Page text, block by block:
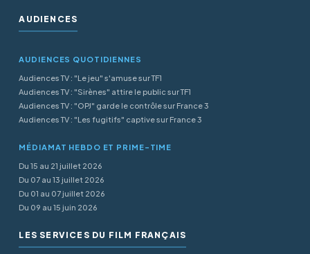
AUDIENCES
AUDIENCES QUOTIDIENNES
Audiences TV : "Le jeu" s'amuse sur TF1
Audiences TV : "Sirènes" attire le public sur TF1
Audiences TV : "OPJ" garde le contrôle sur France 3
Audiences TV : "Les fugitifs" captive sur France 3
MÉDIAMAT HEBDO ET PRIME-TIME
Du 15 au 21 juillet 2026
Du 07 au 13 juillet 2026
Du 01 au 07 juillet 2026
Du 09 au 15 juin 2026
LES SERVICES DU FILM FRANÇAIS